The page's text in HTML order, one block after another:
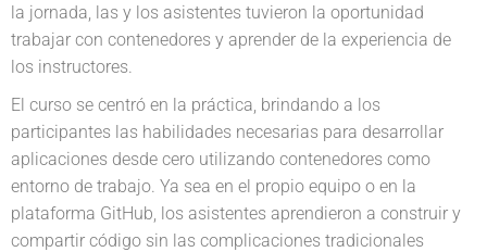
la jornada, las y los asistentes tuvieron la oportunidad
trabajar con contenedores y aprender de la experiencia de
los instructores.
El curso se centró en la práctica, brindando a los
participantes las habilidades necesarias para desarrollar
aplicaciones desde cero utilizando contenedores como
entorno de trabajo. Ya sea en el propio equipo o en la
plataforma GitHub, los asistentes aprendieron a construir y
compartir código sin las complicaciones tradicionales